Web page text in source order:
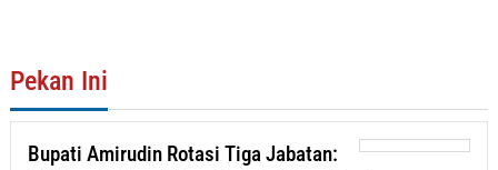
Pekan Ini
Bupati Amirudin Rotasi Tiga Jabatan: